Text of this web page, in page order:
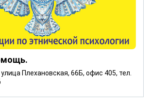
Плехановская, 66Б, офис 405, тел.